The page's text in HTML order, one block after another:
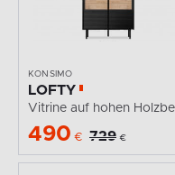
KONSIMO
LOFTY
490 € 729 €